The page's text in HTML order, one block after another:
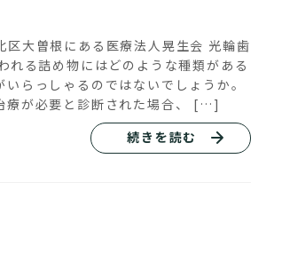
区大曽根にある医療法人晃生会 光輪歯
れる詰め物にはどのような種類がある
らっしゃるのではないでしょうか。
療が必要と診断された場合、 […]
続きを読む